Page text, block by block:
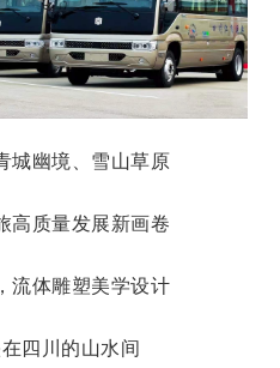
城幽境、雪山草原
高质量发展新画卷
流体雕塑美学设计
四川的山水间